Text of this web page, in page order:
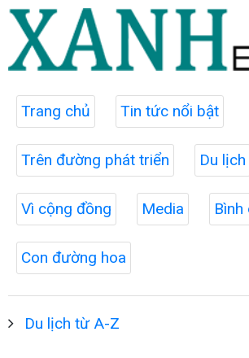
Trang chủ Tin tức nổi bật
Trên đường phát triển Du lịch
Vì cộng đồng Media Bình
Con đường hoa
Du lịch từ A-Z